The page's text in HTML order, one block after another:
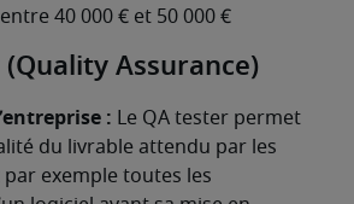
entre 40 000 € et 50 000 €
(Quality Assurance)
:
Le QA tester permet
du livrable attendu par les
exemple toutes les